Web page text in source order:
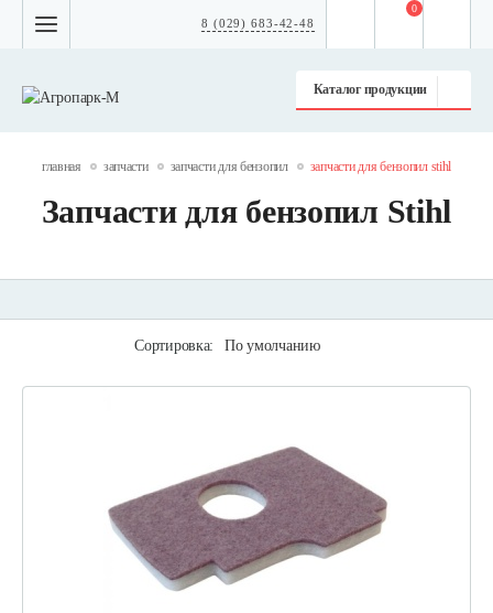
8 (029) 683-42-48
Каталог продукции
0
главная запчасти запчасти для бензопил запчасти для бензопил stihl
Запчасти для бензопил Stihl
Сортировка: По умолчанию